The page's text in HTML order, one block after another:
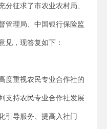
分征求了市农业农村局、
管理局、中国银行保险监
见，现答复如下：
度重视农民专业合作社的
支持农民专业合作社发展
引导服务、提高入社门